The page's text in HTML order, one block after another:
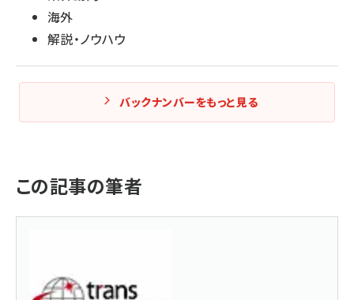
海外
解説・ノウハウ
バックナンバーをもっと見る
この記事の筆者